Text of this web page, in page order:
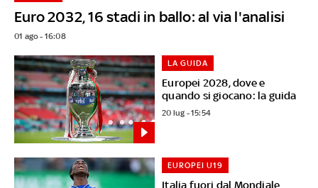
Euro 2032, 16 stadi in ballo: al via l'analisi
01 ago - 16:08
Europei 2028, dove e
quando si giocano: la guida
LA GUIDA
20 lug - 15:54
Italia fuori dal Mondiale
EUROPEI U19